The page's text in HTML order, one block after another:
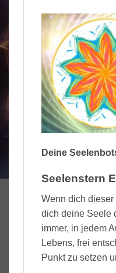
Deine
Seelenstern
Wenn dich
dich deine Seele
immer, in jedem
Lebens, frei
Punkt zu setzen